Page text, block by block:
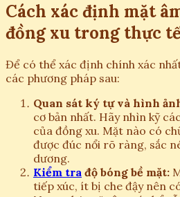
Cách xác định mặt
đồng xu trong thực
Để có thể xác định chính xác
các phương pháp sau:
Quan sát ký tự và hình
cơ bản nhất. Hãy nhìn kỹ
của đồng xu. Mặt nào có
được đúc nổi rõ ràng, sắc
dương.
Kiểm tra độ bóng bề mặt:
tiếp xúc, ít bị che đậy nên